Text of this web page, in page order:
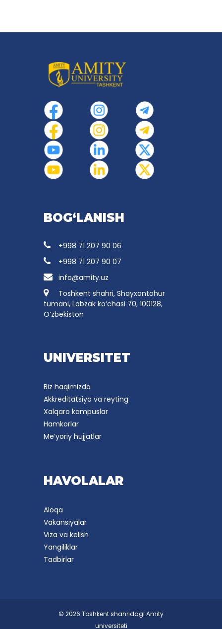
BOG‘LANISH
+998 71 207 90 06
+998 71 207 90 07
info@amity.uz
Toshkent shahri, Shayxontohur
tumani, Labzak ko‘chasi 70, 100128,
O‘zbekiston
UNIVERSITET
Biz haqimizda
Akkreditatsiya va reyting
Xalqaro kampuslar
Hamkorlar
Me’yoriy hujjatlar
HAVOLALAR
Aloqa
Vakansiyalar
Viza va kelish
Yangiliklar
Tadbirlar
© 2026 Toshkent shahridagi Amity
universiteti